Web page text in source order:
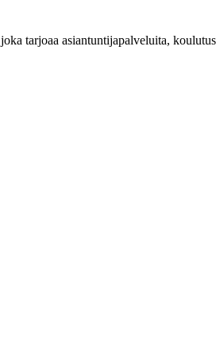
tarjoaa asiantuntijapalveluita,